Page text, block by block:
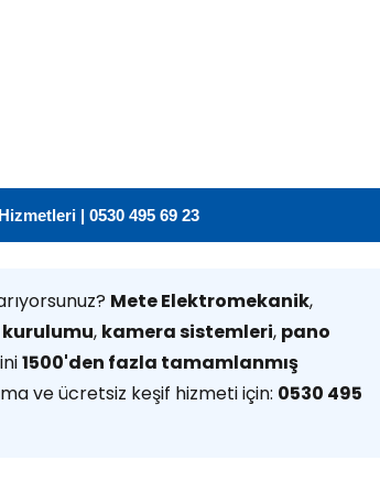
| 0530 495 69 23
Mete Elektromekanik,
, kamera sistemleri, pano
1500'den fazla tamamlanmış
ve ücretsiz keşif hizmeti için: 0530 495